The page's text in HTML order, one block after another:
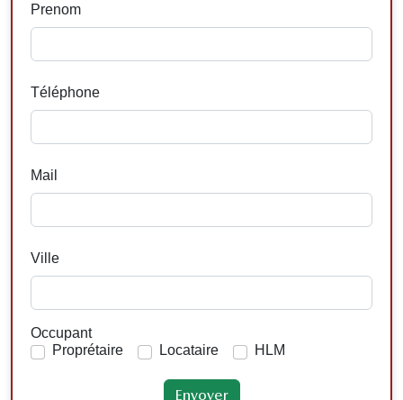
Prenom
Téléphone
Mail
Ville
Occupant
Proprétaire
Locataire HLM